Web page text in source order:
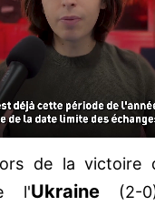
de la victoire
l'Ukraine (2-